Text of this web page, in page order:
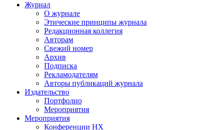
Журнал
О журнале
Этические принципы журнала
Редакционная коллегия
Авторам
Свежий номер
Архив
Подписка
Рекламодателям
Авторы публикаций журнала
Издательство
Портфолио
Мероприятия
Мероприятия
Конференции НХ